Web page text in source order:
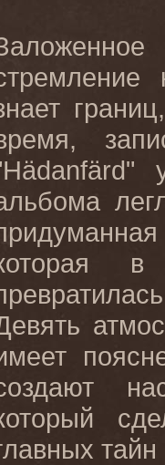
Hädanfärd"